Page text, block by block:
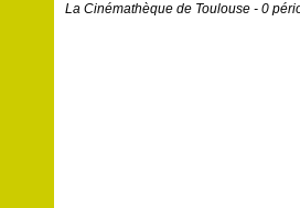
La Cinémathèque de Toulouse - 0